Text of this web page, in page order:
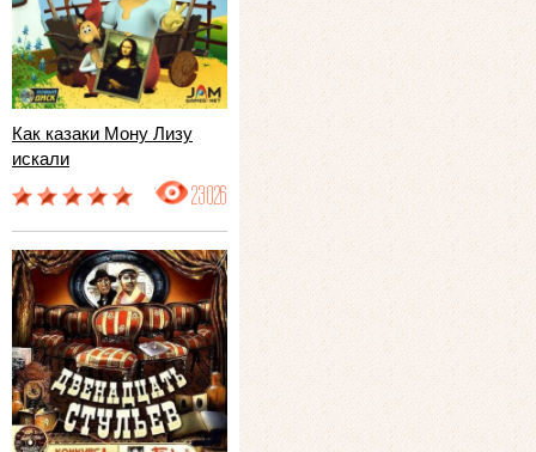
Как казаки Мону Лизу
искали
23026